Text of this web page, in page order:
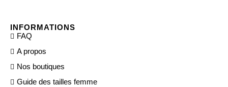
INFORMATIONS
FAQ
A propos
Nos boutiques
Guide des tailles femme